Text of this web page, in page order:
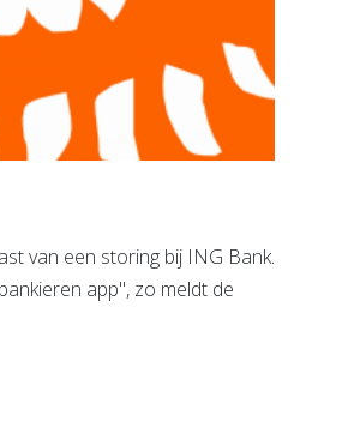
van een storing bij ING Bank.
app", zo meldt de